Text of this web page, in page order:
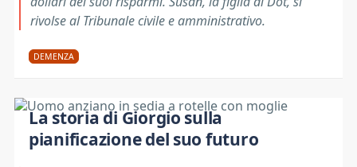
rivolse al Tribunale civile e amministrativo.
DEMENZA
La storia di Giorgio sulla
pianificazione del suo futuro